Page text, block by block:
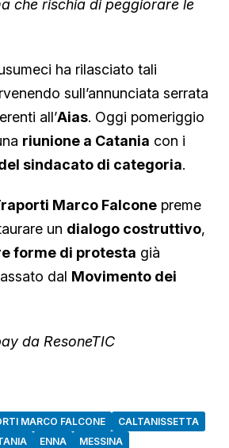
che rischia di peggiorare le
ha rilasciato tali
sull’annunciata serrata
all’Aias. Oggi pomeriggio
riunione a Catania con i
sindacato di categoria.
Marco Falcone preme
un dialogo costruttivo,
forme di protesta già
dal Movimento dei
da ResoneTIC
MARCO FALCONE
CALTANISSETTA
ENNA
MESSINA